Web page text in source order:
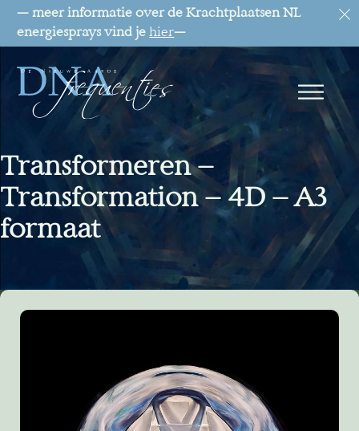
— meer informatie over de Krachtplaatsen NL
energiesprays vind jehier—
Transformeren –
Transformation – 4D – A3
formaat